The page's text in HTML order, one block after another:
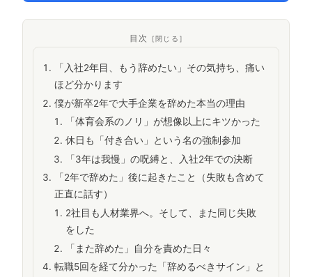
目次
「入社2年目、もう辞めたい」その気持ち、痛い
ほど分かります
僕が新卒2年で大手企業を辞めた本当の理由
「体育会系のノリ」が想像以上にキツかった
休日も「付き合い」という名の強制参加
「3年は我慢」の呪縛と、入社2年での決断
「2年で辞めた」後に起きたこと（失敗も含めて
正直に話す）
2社目も人材業界へ。そして、また同じ失敗
をした
「また辞めた」自分を責めた日々
転職5回を経て分かった「辞めるべきサイン」と